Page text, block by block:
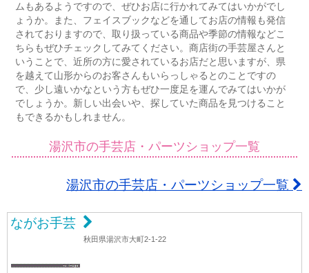
ムもあるようですので、ぜひお店に行かれてみてはいかがでし
ょうか。また、フェイスブックなどを通してお店の情報も発信
されておりますので、取り扱っている商品や季節の情報などこ
ちらもぜひチェックしてみてください。商店街の手芸屋さんと
いうことで、近所の方に愛されているお店だと思いますが、県
を越えて山形からのお客さんもいらっしゃるとのことですの
で、少し遠いかなという方もぜひ一度足を運んでみてはいかが
でしょうか。新しい出会いや、探していた商品を見つけること
もできるかもしれません。
湯沢市の手芸店・パーツショップ一覧
湯沢市の手芸店・パーツショップ一覧
ながお手芸
秋田県湯沢市大町2-1-22